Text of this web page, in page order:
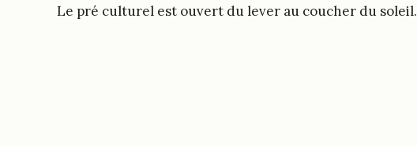
Le pré culturel est ouvert du lever au coucher du soleil.